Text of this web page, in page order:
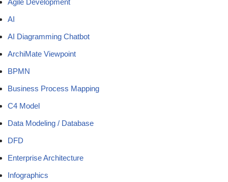
Agile Development
AI
AI Diagramming Chatbot
ArchiMate Viewpoint
BPMN
Business Process Mapping
C4 Model
Data Modeling / Database
DFD
Enterprise Architecture
Infographics